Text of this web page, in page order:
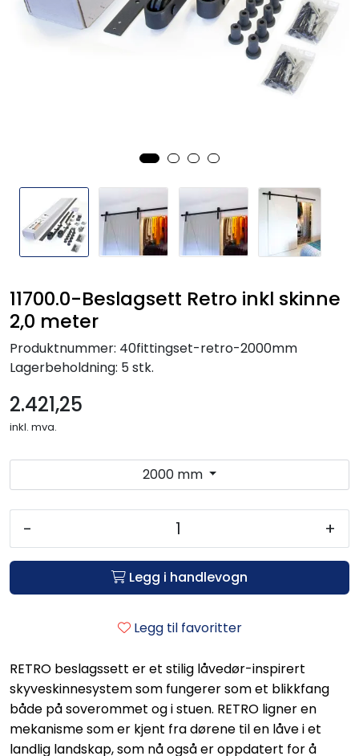
11700.0-Beslagsett Retro inkl skinne
2,0 meter
Produktnummer: 40fittingset-retro-2000mm
Lagerbeholdning: 5 stk.
2.421,25
inkl. mva.
2000 mm
- +
Legg i handlevogn
Legg til favoritter
RETRO beslagssett er et stilig låvedør-inspirert
skyveskinnesystem som fungerer som et blikkfang
både på soverommet og i stuen. RETRO ligner en
mekanisme som er kjent fra dørene til en låve i et
landlig landskap, som nå også er oppdatert for å